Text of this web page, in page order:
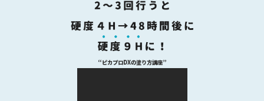
“ピカプロDXの塗り方講座”